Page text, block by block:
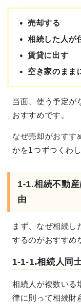
売却する
相続した人が
賃貸に出す
空き家のまま
当面、使う予定が
おすすめです。
なぜ売却がおすす
かを1つずつくわ
1-1.相続不動
由
まず、なぜ相続し
するのがおすすめ
1-1-1.相続人同
相続人が複数いる
律に則って相続財